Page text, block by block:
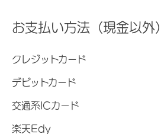
お支払い方法（現金以外）
クレジットカード
デビットカード
交通系ICカード
楽天Edy